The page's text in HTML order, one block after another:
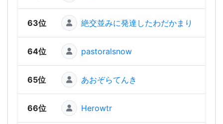
63位 絶交並みに発達したわだかまり
64位 pastoralsnow
65位 あおぞらてんき
66位 Herowtr